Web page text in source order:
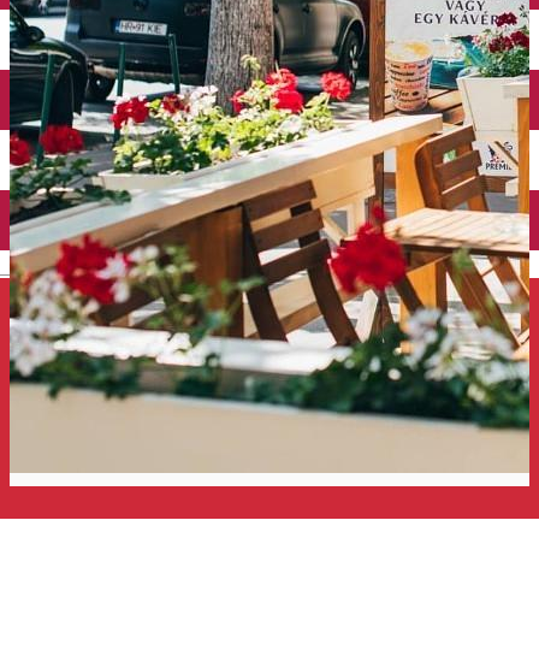
English
Închirieri auto
Închirieri de biciclete